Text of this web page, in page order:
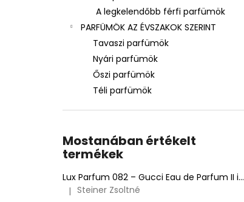
A legkelendőbb férfi parfümök
PARFÜMÖK AZ ÉVSZAKOK SZERINT
Tavaszi parfümök
Nyári parfümök
Őszi parfümök
Téli parfümök
Mostanában értékelt
termékek
Lux Parfum 082 – Gucci Eau de Parfum II ihlette inspirált illat – Gucci
A termék értékelése 5-ből 5 csillag.
| Steiner Zsoltné